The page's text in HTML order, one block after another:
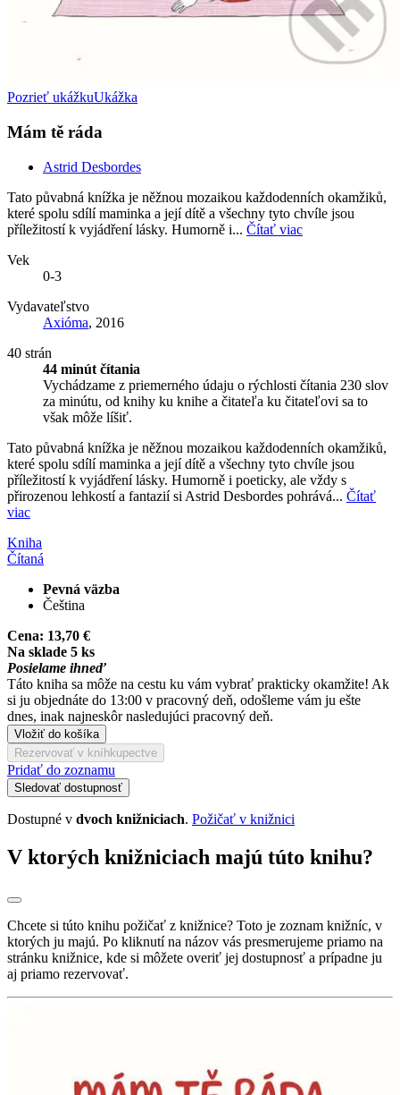
Pozrieť ukážkuUkážka
Mám tě ráda
Astrid Desbordes
Tato půvabná knížka je něžnou mozaikou každodenních okamžiků,
které spolu sdílí maminka a její dítě a všechny tyto chvíle jsou
příležitostí k vyjádření lásky. Humorně i... Čítať viac
Vek
0-3
Vydavateľstvo
Axióma, 2016
40 strán
44 minút čítania
Vychádzame z priemerného údaju o rýchlosti čítania 230 slov
za minútu, od knihy ku knihe a čitateľa ku čitateľovi sa to
však môže líšiť.
Tato půvabná knížka je něžnou mozaikou každodenních okamžiků,
které spolu sdílí maminka a její dítě a všechny tyto chvíle jsou
příležitostí k vyjádření lásky. Humorně i poeticky, ale vždy s
přirozenou lehkostí a fantazií si Astrid Desbordes pohrává... Čítať
viac
Kniha
Čítaná
Pevná väzba
Čeština
Cena: 13,70 €
Na sklade 5 ks
Posielame ihneď
Táto kniha sa môže na cestu ku vám vybrať prakticky okamžite! Ak
si ju objednáte do 13:00 v pracovný deň, odošleme vám ju ešte
dnes, inak najneskôr nasledujúci pracovný deň.
Vložiť do košíka
Rezervovať v kníhkupectve
Pridať do zoznamu
Sledovať dostupnosť
Dostupné v dvoch knižniciach. Požičať v knižnici
V ktorých knižniciach majú túto knihu?
Chcete si túto knihu požičať z knižnice? Toto je zoznam knižníc, v
ktorých ju majú. Po kliknutí na názov vás presmerujeme priamo na
stránku knižnice, kde si môžete overiť jej dostupnosť a prípadne ju
aj priamo rezervovať.